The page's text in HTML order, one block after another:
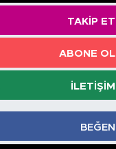
TAKIP ET
ABONE OL
İLETIŞIM
BEĞEN